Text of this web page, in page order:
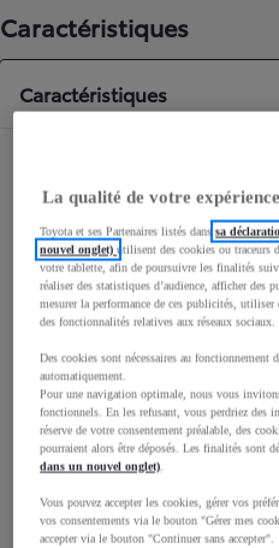
Caractéristiques
Caractéristiques
Portes
Places
Hauteur
1 510
mm
La qualité de votre
Toyota et ses Partenaires listés danssa
nouvel onglet)utilisent des cookies ou traceurs
votre tablette, afin de poursuivre les finalités
réaliser des statistiques d’audience, afficher des
mesurer la performance de ces publicités,
des fonctionnalités relatives aux réseaux sociaux.
Des cookies sont nécessaires au fonctionnement
automatiquement.
Pour une navigation optimale, nous vous
fonctionnels. En les refusant, vous perdriez des
réserve de votre consentement préalable, des
pourraient alors être déposés. Les finalités sont
dans un nouvel onglet).
Vous pouvez accepter les cookies, gérer vos
vos consentements via le bouton "Gérer mes
accepter via le bouton "Continuer sans accepter".